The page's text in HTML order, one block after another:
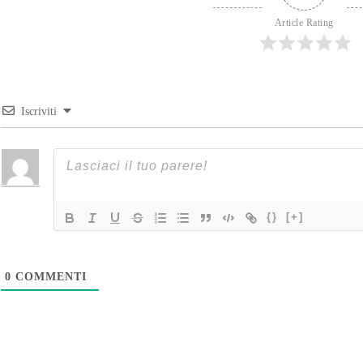
Article Rating
Iscriviti
{} [+]
0 COMMENTI